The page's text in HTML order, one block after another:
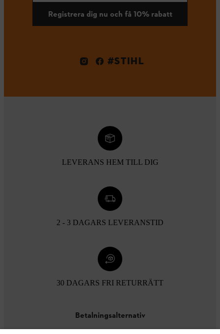
Registrera dig nu och få 10% rabatt
#STIHL
LEVERANS HEM TILL DIG
2 - 3 DAGARS LEVERANSTID
30 DAGARS FRI RETURRÄTT
Betalningsalternativ